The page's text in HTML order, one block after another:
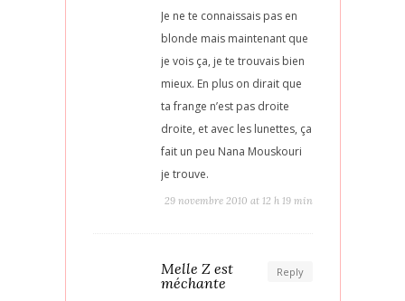
Je ne te connaissais pas en
blonde mais maintenant que
je vois ça, je te trouvais bien
mieux. En plus on dirait que
ta frange n’est pas droite
droite, et avec les lunettes, ça
fait un peu Nana Mouskouri
je trouve.
29 novembre 2010 at 12 h 19 min
Reply
Melle Z est
méchante